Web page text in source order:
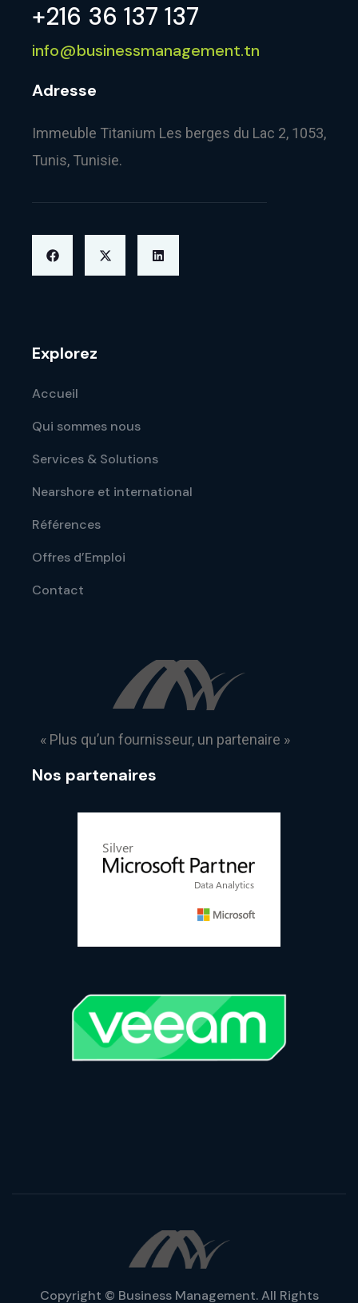
+216 36 137 137
info@businessmanagement.tn
Adresse
Immeuble Titanium Les berges du Lac 2, 1053,
Tunis, Tunisie.
Explorez
Accueil
Qui sommes nous
Services & Solutions
Nearshore et international
Références
Offres d’Emploi
Contact
« Plus qu’un fournisseur, un partenaire »
Nos partenaires
Copyright © Business Management. All Rights